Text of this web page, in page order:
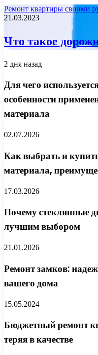
Ремонт квартиры своими
21.03.2023
Что такое
2 дня назад
Для чего
особенности
материала
02.07.2026
Как выбрать и
материала,
17.03.2026
Почему стеклянные
лучшим выбором
21.01.2026
Ремонт замков:
вашего дома
15.05.2024
Бюджетный ремонт
теряя в качестве